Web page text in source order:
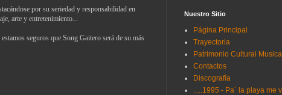
por su seriedad y responsabilidad en
arte y entretenimiento...
seguros que Song Gaitero será de su más
Nuestro Sitio
Página Principal
Trayectoria
Patrimonio Cultural Musical
Contactos
Discografía
.....1995 - Pa´ la playa me